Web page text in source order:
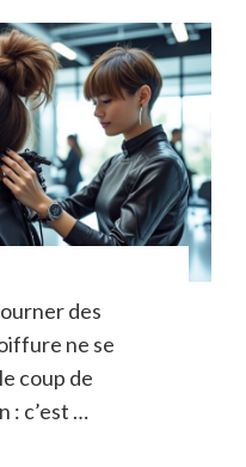
des
ne se
coup de
: c’est …